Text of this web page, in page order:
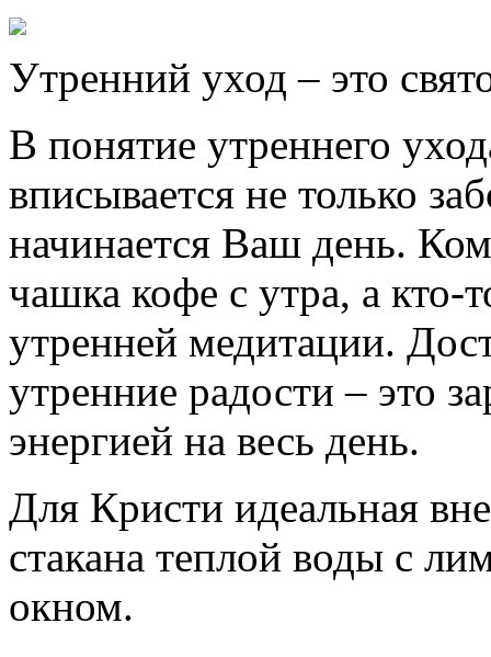
Утренний уход – это
В понятие утреннего
вписывается не только
начинается Ваш день.
чашка кофе с утра, а кто-
утренней медитации.
утренние радости – это
энергией на весь день.
Для Кристи идеальная
стакана теплой воды с
окном.